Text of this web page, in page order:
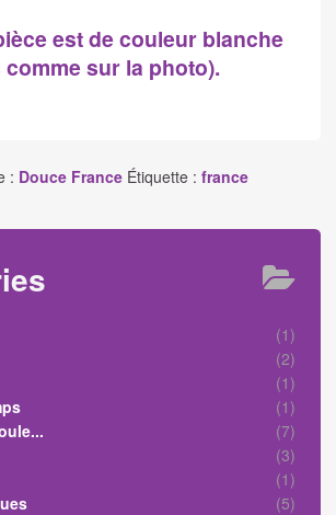
est decouleur blanche
sur la photo).
: Douce France Étiquette : france
(1)
(2)
(1)
(1)
(7)
(3)
(1)
(5)